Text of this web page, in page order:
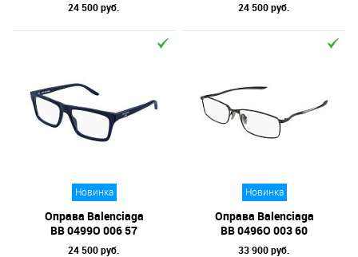
Цвет линз
Материал оправы
24 500 руб. 24 500 руб.
Новинка
Оправа Balenciaga
BB 0499O 006 57
24 500 руб.
Новинка
Оправа Balenciaga
BB 0496O 003 60
33 900 руб.